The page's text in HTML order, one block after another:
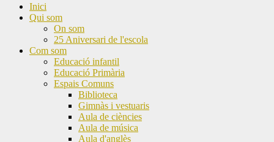
Inici
Qui som
On som
25 Aniversari de l'escola
Com som
Educació infantil
Educació Primària
Espais Comuns
Biblioteca
Gimnàs i vestuaris
Aula de ciències
Aula de música
Aula d'anglès